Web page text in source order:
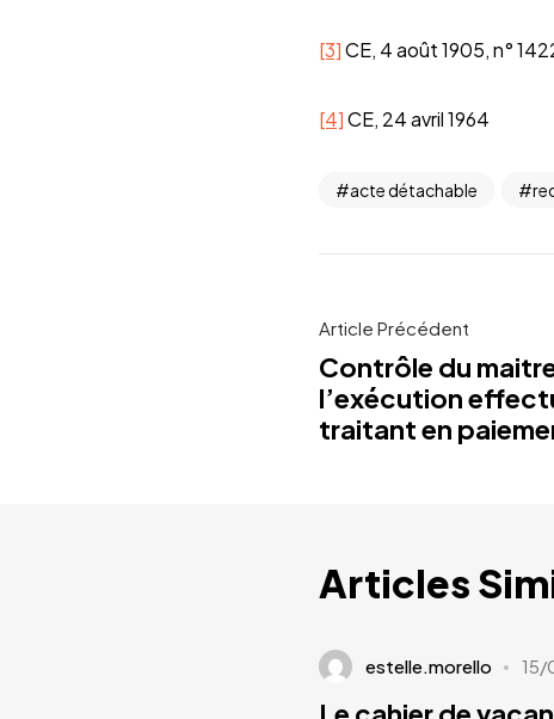
[3]CE, 4 août 1905, n°
[4]CE, 24 avril 1964
acte détachable
Article Précédent
Contrôle du
l’exécution
traitant en
Articles
estelle.morello 15/